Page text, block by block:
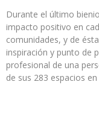
Durante el último
impacto positivo en
comunidades, y de
inspiración y punto de
profesional de una
de sus 283 espacios